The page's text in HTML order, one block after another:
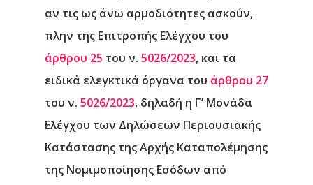
αν τις ως άνω αρμοδιότητες ασκούν,
πλην της Επιτροπής Ελέγχου του
άρθρου 25 του ν. 5026/2023, και τα
ειδικά ελεγκτικά όργανα του άρθρου 27
του ν. 5026/2023, δηλαδή η Γ’ Μονάδα
Ελέγχου των Δηλώσεων Περιουσιακής
Κατάστασης της Αρχής Καταπολέμησης
της Νομιμοποίησης Εσόδων από